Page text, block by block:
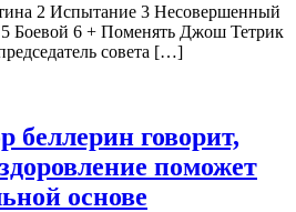
2 Испытание 3 Несовершенный
Боевой 6 + Поменять Джош Тетрик
совета […]
беллерин говорит,
поможет
основе